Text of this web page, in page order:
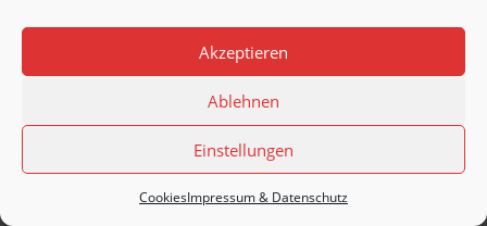
Akzeptieren
Ablehnen
Einstellungen
CookiesImpressum & Datenschutz
Corona Chaos an den
Schulen – „Aber muss er
jetzt weiter zur Schule
gehen oder in Quarantäne?“
Feb. 2, 2022|Allgemein,Bildung und Schule